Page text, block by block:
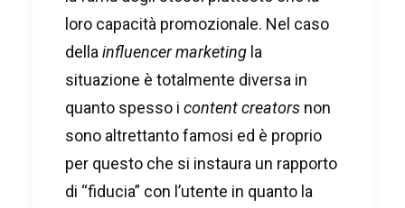
loro capacità promozionale. Nel caso
della influencer marketing la
situazione è totalmente diversa in
quanto spesso i content creators non
sono altrettanto famosi ed è proprio
per questo che si instaura un rapporto
di “fiducia” con l’utente in quanto la